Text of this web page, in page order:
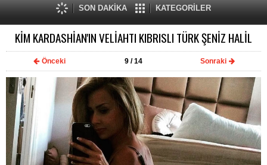
SON DAKİKA KATEGORİLER
KİM KARDASHİAN'IN VELİAHTI KIBRISLI TÜRK ŞENİZ HALİL
Önceki 9/ 14 Sonraki